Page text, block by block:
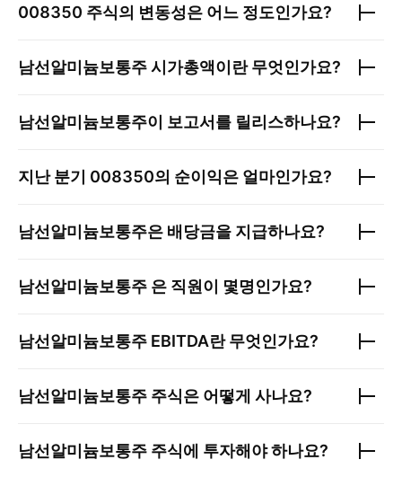
008350 주식의 변동성은 어느 정도인가요?
남선알미늄보통주시가총액이란 무엇인가요?
남선알미늄보통주이 보고서를 릴리스하나요?
지난 분기 008350의 순이익은 얼마인가요?
남선알미늄보통주은 배당금을 지급하나요?
남선알미늄보통주 은 직원이 몇명인가요?
남선알미늄보통주 EBITDA란 무엇인가요?
남선알미늄보통주 주식은 어떻게 사나요?
남선알미늄보통주 주식에 투자해야 하나요?